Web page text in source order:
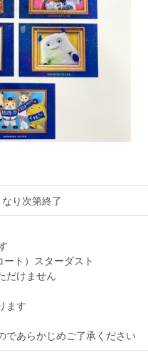
り次第終了
ト）スターダスト
だけません
ます
であらかじめご了承ください